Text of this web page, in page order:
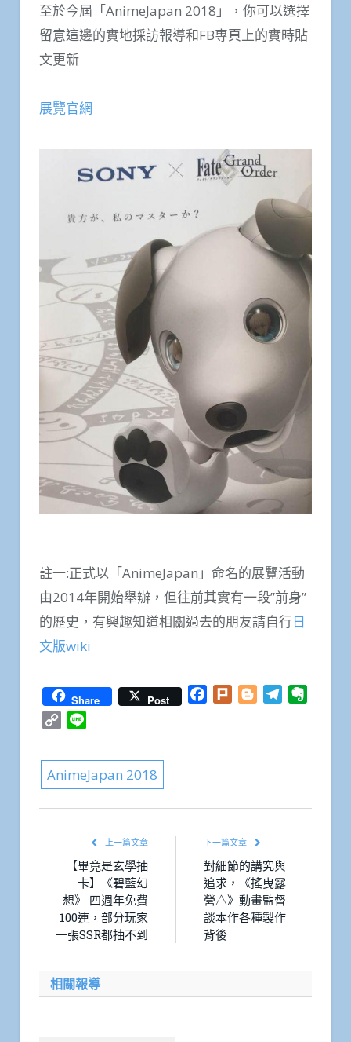
至於今屆「AnimeJapan 2018」，你可以選擇
留意這邊的實地採訪報導和FB專頁上的實時貼
文更新
展覽官網
註一:正式以「AnimeJapan」命名的展覽活動
由2014年開始舉辦，但往前其實有一段”前身”
的歷史，有興趣知道相關過去的朋友請自行日
文版wiki
Share Post Facebook
Plurk BloggerTelegram
Copy
AnimeJapan 2018
上一篇文章
【畢竟是玄學抽
卡】《碧藍幻
想》 四週年免費
100連，部分玩家
一張SSR都抽不到
下一篇文章
對細節的講究與
追求，《搖曳露
營△》動畫監督
談本作各種製作
背後
相關報導